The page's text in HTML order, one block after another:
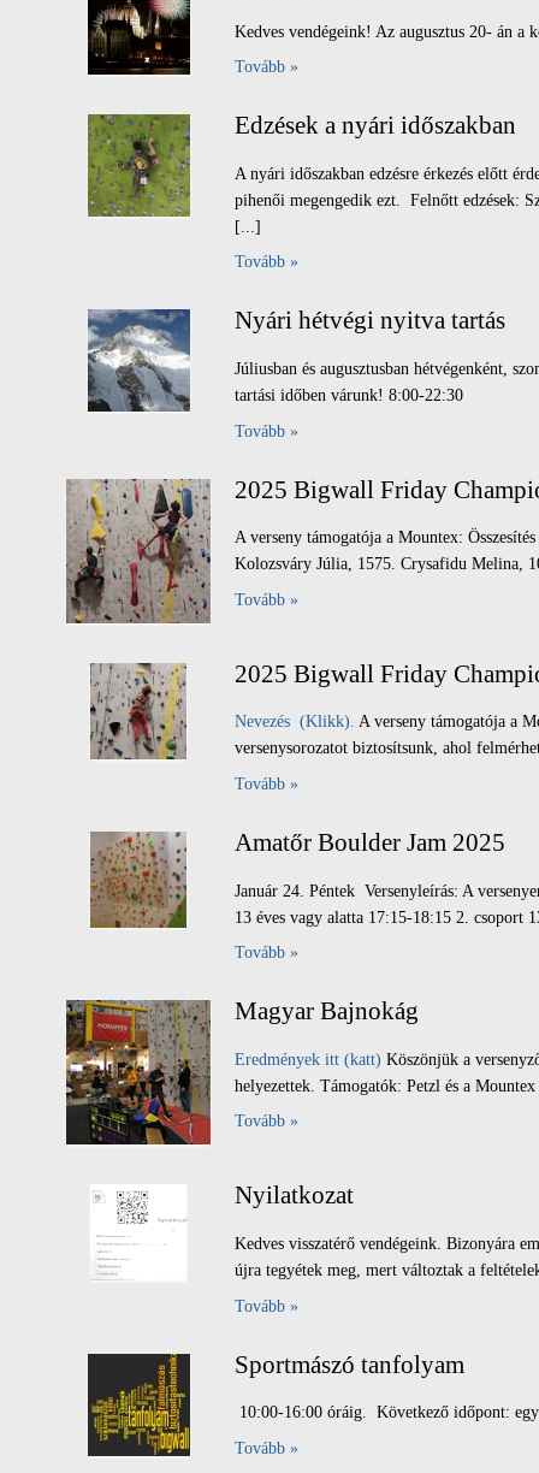
Kedves vendégeink! Az augusztus 20- án
Tovább »
Edzések a nyári időszakban
A nyári időszakban edzésre érkezés előtt
pihenői megengedik ezt. Felnőtt edzések:
[...]
Tovább »
Nyári hétvégi nyitva tartás
Júliusban és augusztusban hétvégenként,
tartási időben várunk! 8:00-22:30
Tovább »
2025 Bigwall Friday
A verseny támogatója a Mountex:
Kolozsváry Júlia, 1575. Crysafidu Melina,
Tovább »
2025 Bigwall Friday
Nevezés (Klikk). A verseny támogatója a
versenysorozatot biztosítsunk, ahol
Tovább »
Amatőr Boulder Jam 2025
Január 24. Péntek Versenyleírás: A
13 éves vagy alatta 17:15-18:15 2. csoport
Tovább »
Magyar Bajnokág
Eredmények itt (katt) Köszönjük a
helyezettek. Támogatók: Petzl és a
Tovább »
Nyilatkozat
Kedves visszatérő vendégeink. Bizonyára
újra tegyétek meg, mert változtak a
Tovább »
Sportmászó tanfolyam
10:00-16:00 óráig. Következő időpont:
Tovább »